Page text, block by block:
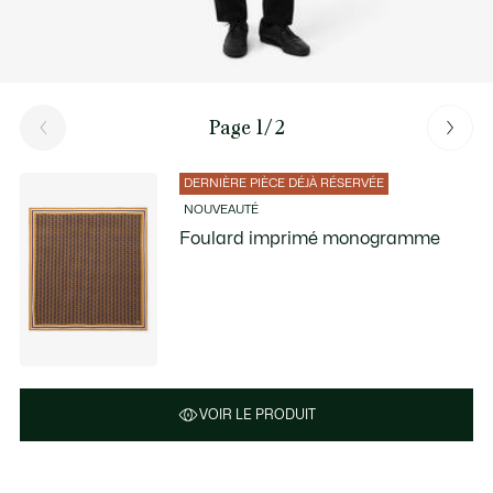
Page 1/2
DERNIÈRE PIÈCE DÉJÀ RÉSERVÉE
NOUVEAUTÉ
Foulard imprimé monogramme
VOIR LE PRODUIT